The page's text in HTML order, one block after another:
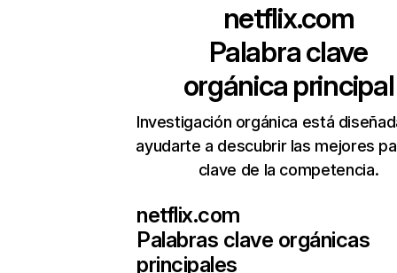
netflix.com
Palabra clave
orgánica principal
Investigación orgánica está
ayudarte a descubrir las mejores
clave de la competencia.
netflix.com
Palabras clave orgánicas
principales